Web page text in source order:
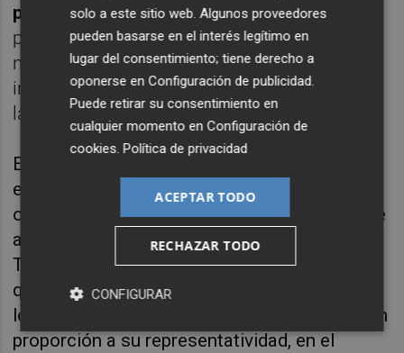
para 2021, para la realización de actividades
por parte de estas organizaciones en
materia de participación y colaboración
institucional, atendiendo a lo establecido en
la Ley 7/2015, de 2 de abril, de la Generalitat.
El importe solicitado oscilará entre 50.000
euros y hasta el 95 % de las subvenciones
otorgadas al amparo de la Resolución de 8 de
abril de 2021, de la Dirección General de
Trabajo, Bienestar y Seguridad Laboral, por la
que se convocan subvenciones destinadas a
los sindicatos y organizaciones sindicales, en
proporción a su representatividad, en el
solo a este sitio web. Algunos proveedores
pueden basarse en el interés legítimo en
lugar del consentimiento; tiene derecho a
oponerse enConfiguración de publicidad
Puede retirar su consentimiento en
cualquier momento enConfiguración de
cookies .Política de privacidad
ACEPTAR TODO
RECHAZAR TODO
CONFIGURAR